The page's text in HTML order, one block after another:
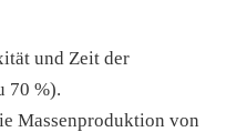
und Zeit der
70 %).
Massenproduktion von